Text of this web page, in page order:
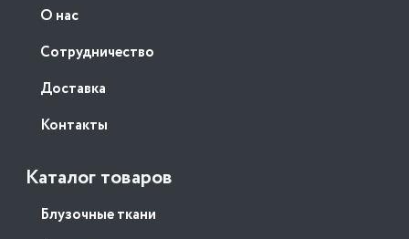
О нас
Сотрудничество
Доставка
Контакты
Каталог товаров
Блузочные ткани